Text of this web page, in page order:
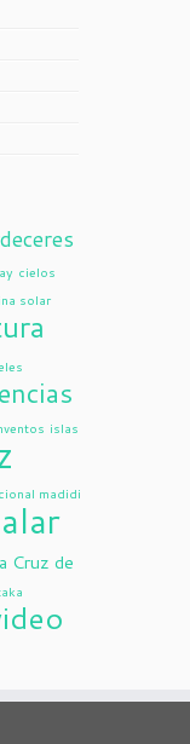
cielos
solar
islas
madidi
Cruz de